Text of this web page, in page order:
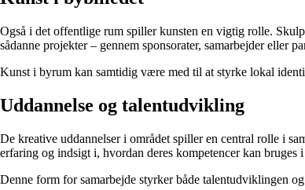
Også i det offentlige rum spiller kunsten en vigtig rolle.
sådanne projekter – gennem sponsorater, samarbejder
Kunst i byrum kan samtidig være med til at styrke lokal
Uddannelse og talentudvikling
De kreative uddannelser i området spiller en central rolle i
erfaring og indsigt i, hvordan deres kompetencer kan
Denne form for samarbejde styrker både talentudviklingen